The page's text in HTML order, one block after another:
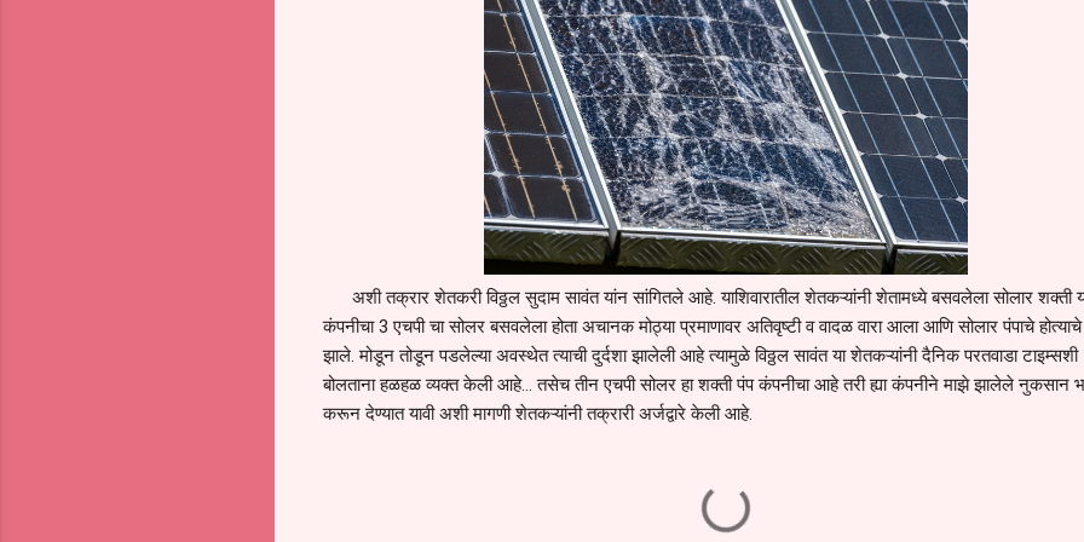
अशी तक्रार शेतकरी विठ्ठल सुदाम सावंत यांन सांगितले आहे. याशिवारातील शेतकऱ्यांनी शेतामध्ये बसवलेला सोलार शक्ती
कंपनीचा 3 एचपी चा सोलर बसवलेला होता अचानक मोठ्या प्रमाणावर अतिवृष्टी व वादळ वारा आला आणि सोलार पंपाचे
झाले. मोडून तोडून पडलेल्या अवस्थेत त्याची दुर्दशा झालेली आहे त्यामुळे विठ्ठल सावंत या शेतकऱ्यांनी दैनिक परतवाडा टाइम्सशी
बोलताना हळहळ व्यक्त केली आहे... तसेच तीन एचपी सोलर हा शक्ती पंप कंपनीचा आहे तरी ह्या कंपनीने माझे झालेले नुकसान
करून देण्यात यावी अशी मागणी शेतकऱ्यांनी तक्रारी अर्जद्वारे केली आहे.